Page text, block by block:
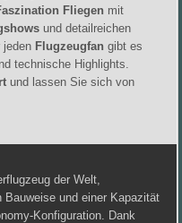
Fliegen mit
und detailreichen
jeden Flugzeugfan gibt es
technische Highlights.
und lassen Sie sich von
der Welt,
und einer Kapazität
Konfiguration. Dank